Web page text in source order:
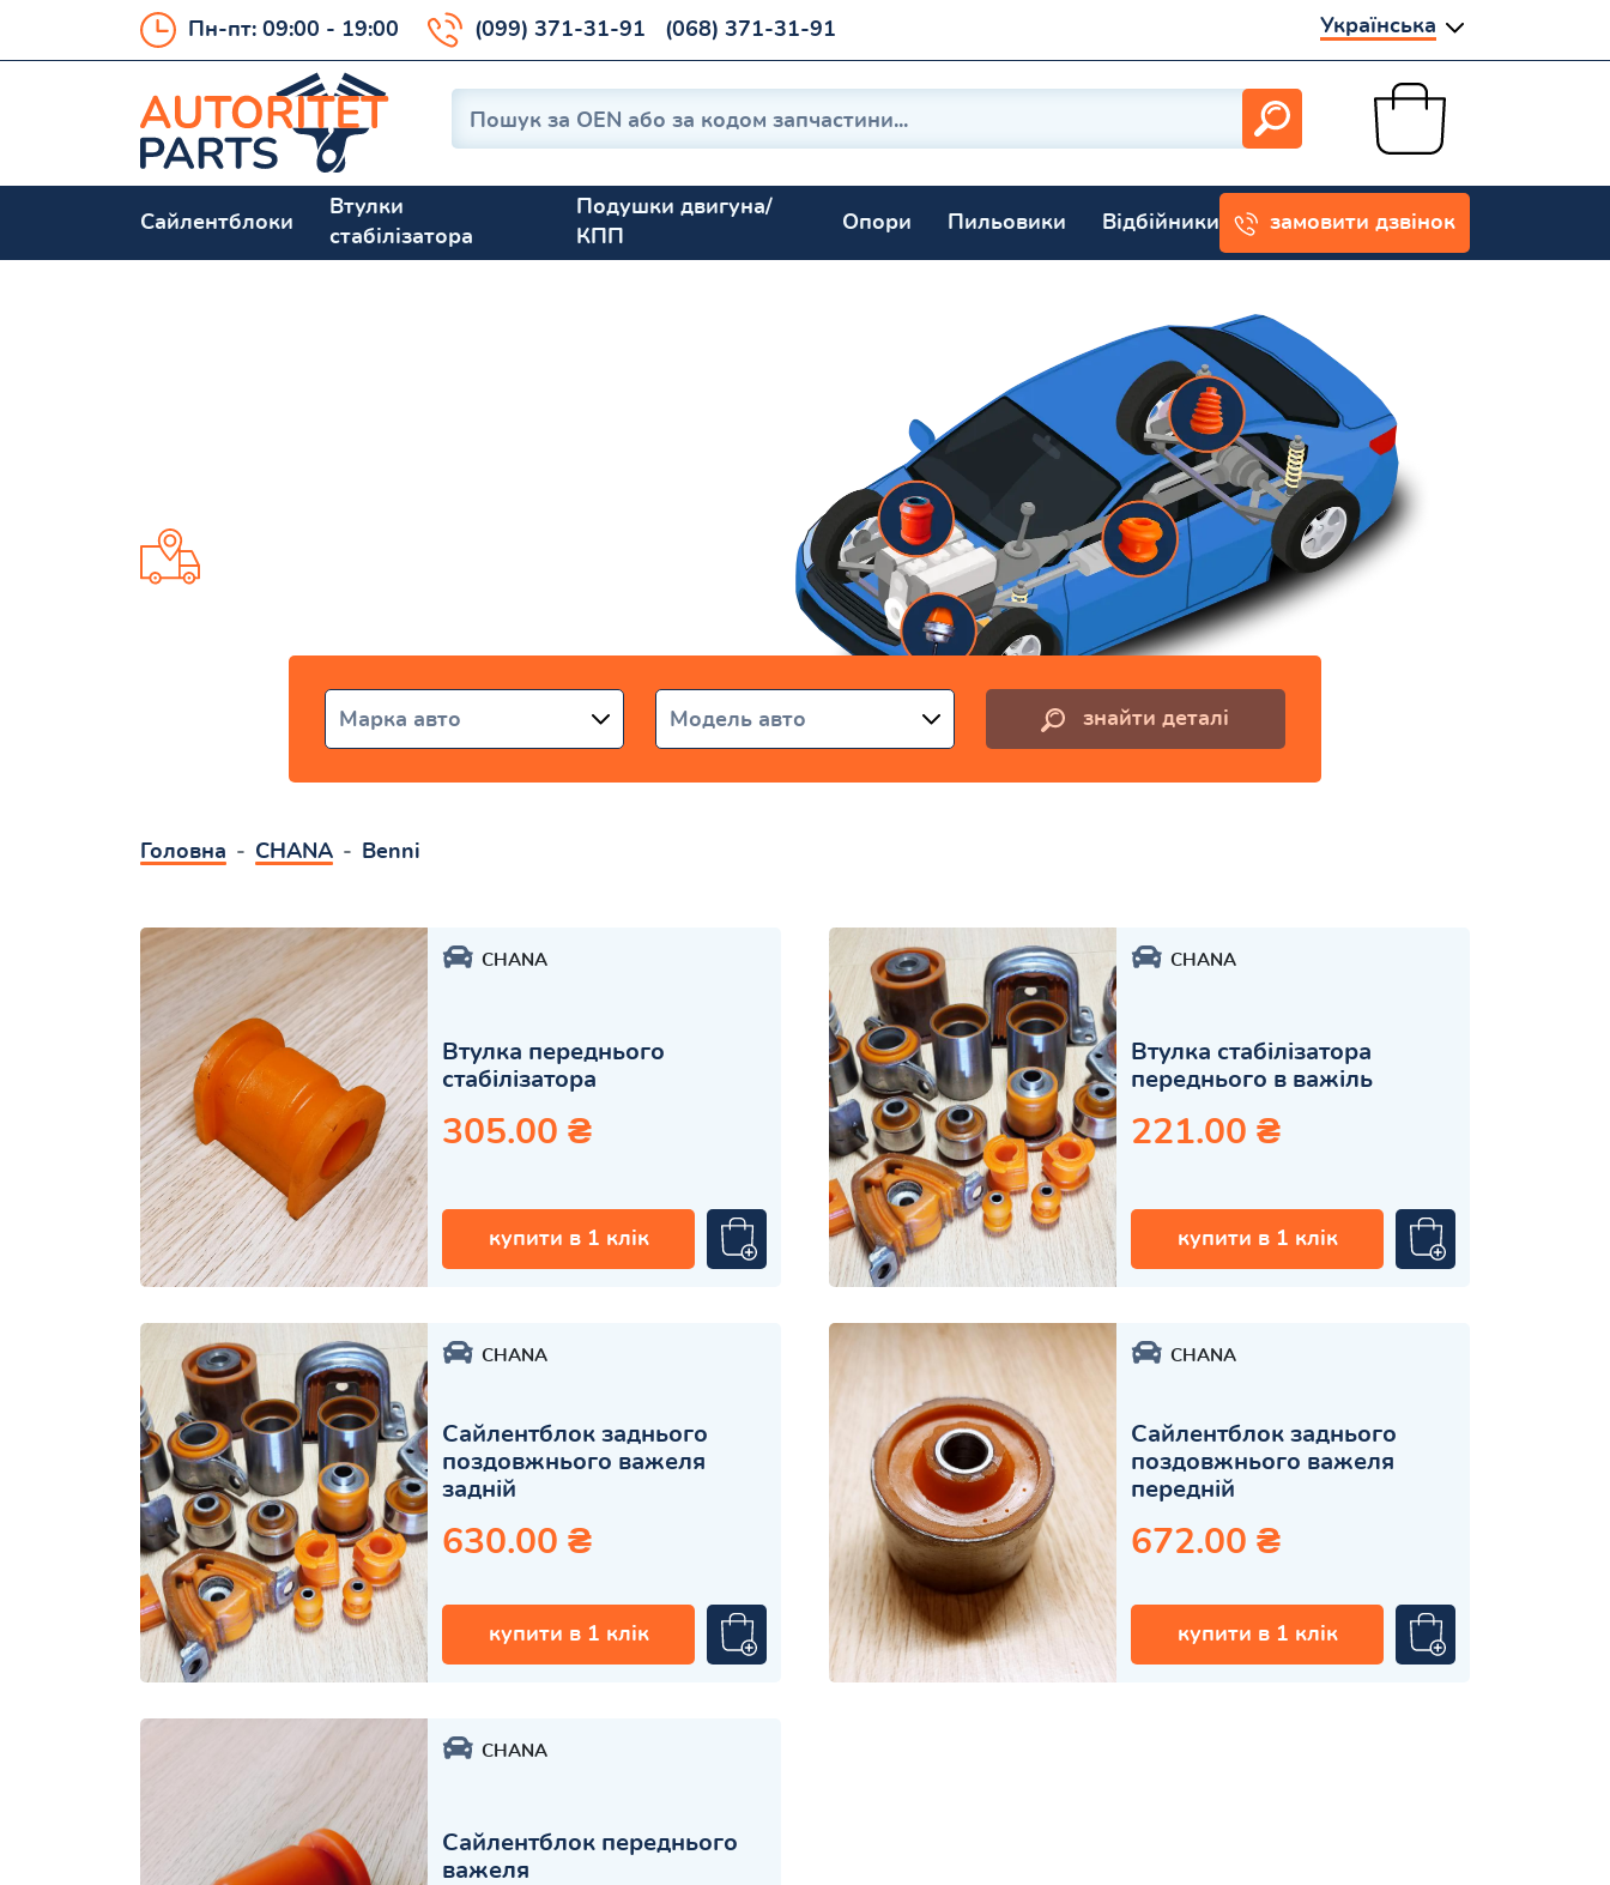
Пн-пт: 09:00 - 19:00 (099) 371-31-91 (068) 371-31-91 Українська
Сайлентблоки
Втулки
стабілізатора
Подушки двигуна/
КПП
Опори Пильовики Відбійники замовити дзвінок
Марка авто Модель авто знайти деталі
Головна CHANA Benni
CHANA
Втулка переднього
стабілізатора
305.00 ₴
купити в 1 клік
CHANA
Втулка стабілізатора
переднього в важіль
221.00 ₴
купити в 1 клік
CHANA
Сайлентблок заднього
поздовжнього важеля
задній
630.00 ₴
купити в 1 клік
CHANA
Сайлентблок заднього
поздовжнього важеля
передній
672.00 ₴
купити в 1 клік
CHANA
Сайлентблок переднього
важеля